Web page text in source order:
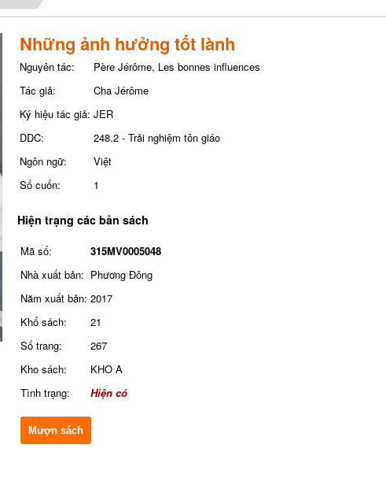
Những ảnh hưởng tốt lành
Nguyên tác:
Père Jérôme, Les bonnes influences
Tác giả:
Cha Jérôme
Ký hiệu tác giả: JER
DDC:
248.2 - Trải nghiệm tôn giáo
Ngôn ngữ:
Việt
Số cuốn:
1
Hiện trạng các bản sách
Mã số:
315MV0005048
Nhà xuất bản: Phương Đông
Năm xuất bản: 2017
Khổ sách:
21
Số trang:
267
Kho sách:
KHO A
Tình trạng:
Hiện có
Mượn sách